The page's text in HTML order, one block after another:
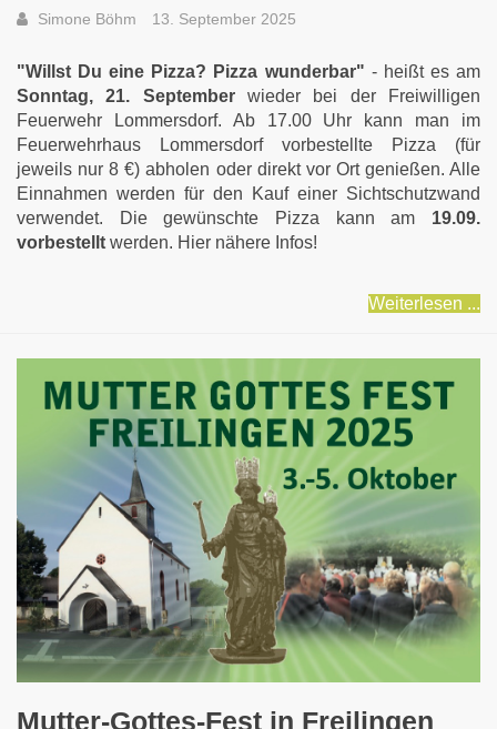
Simone Böhm 13. September 2025
"Willst Du eine Pizza? Pizza wunderbar" - heißt es am
Sonntag, 21. Septemberwieder bei der Freiwilligen
Feuerwehr Lommersdorf. Ab 17.00 Uhr kann man im
Feuerwehrhaus Lommersdorf vorbestellte Pizza (für
jeweils nur 8 €) abholen oder direkt vor Ort genießen. Alle
Einnahmen werden für den Kauf einer Sichtschutzwand
verwendet. Die gewünschte Pizza kann am 19.09.
vorbestellt werden. Hier nähere Infos!
Weiterlesen ...
Mutter-Gottes-Fest in Freilingen